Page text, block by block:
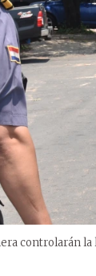
controlarán